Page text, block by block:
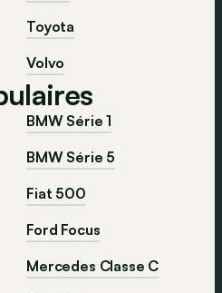
Toyota
Volvo
BMW Série 1
BMW Série 5
Fiat 500
Ford Focus
Mercedes Classe C